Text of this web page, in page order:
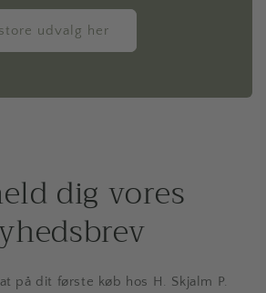
udvalg her
dig vores
på dit første køb hos H. Skjalm P.